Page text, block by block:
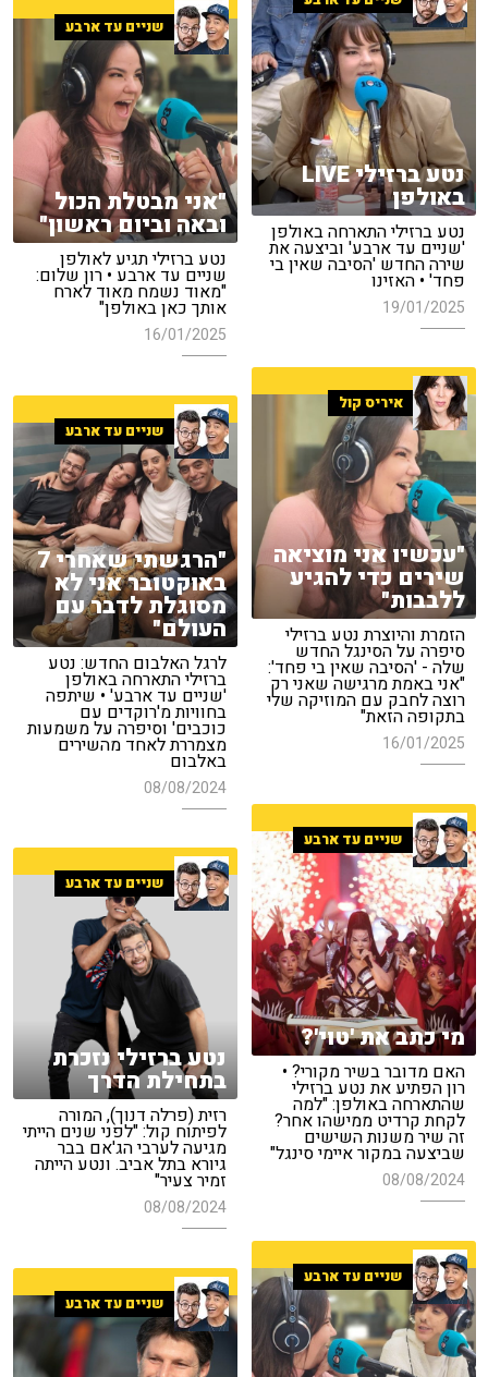
נטע ברזילי LIVE
באולפן
נטע ברזילי התארחה באולפן
'שניים עד ארבע' וביצעה את
שירה החדש 'הסיבה שאין בי
פחד' • האזינו
19/01/2025
שניים עד ארבע
"אני מבטלת הכול
ובאה וביום ראשון"
נטע ברזילי תגיע לאולפן
שניים עד ארבע • רון שלום:
"מאוד נשמח מאוד לארח
אותך כאן באולפן"
16/01/2025
איריס קול
"עכשיו אני מוציאה
שירים כדי להגיע
ללבבות"
הזמרת והיוצרת נטע ברזילי
סיפרה על הסינגל החדש
שלה - 'הסיבה שאין בי פחד':
"אני באמת מרגישה שאני רק
רוצה לחבק עם המוזיקה שלי
בתקופה הזאת"
16/01/2025
שניים עד ארבע
"הרגשתי שאחרי 7
באוקטובר אני לא
מסוגלת לדבר עם
העולם"
לרגל האלבום החדש: נטע
ברזילי התארחה באולפן
'שניים עד ארבע' • שיתפה
בחוויות מ'רוקדים עם
כוכבים' וסיפרה על משמעות
מצמררת לאחד מהשירים
באלבום
08/08/2024
שניים עד ארבע
מי כתב את 'טוי'?
האם מדובר בשיר מקורי? •
רון הפתיע את נטע ברזילי
שהתארחה באולפן: "למה
לקחת קרדיט ממישהו אחר?
זה שיר משנות השישים
שביצעה במקור איימי סינגל"
08/08/2024
שניים עד ארבע
נטע ברזילי נזכרת
בתחילת הדרך
רזית (פרלה דנוך), המורה
לפיתוח קול: "לפני שנים הייתי
מגיעה לערבי הג'אם בבר
גיורא בתל אביב. ונטע הייתה
זמיר צעיר"
08/08/2024
שניים עד ארבע
שניים עד ארבע